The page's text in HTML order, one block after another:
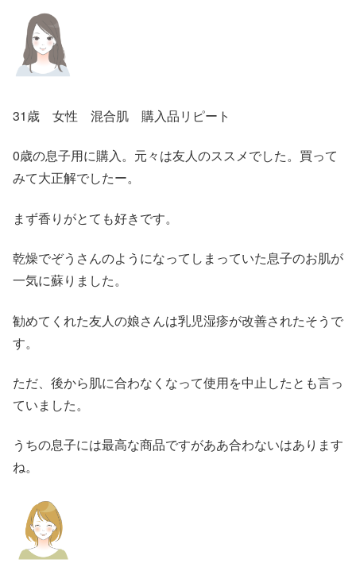
31歳 女性 混合肌 購入品リピート
0歳の息子用に購入。元々は友人のススメでした。買って
みて大正解でしたー。
まず香りがとても好きです。
乾燥でぞうさんのようになってしまっていた息子のお肌が
一気に蘇りました。
勧めてくれた友人の娘さんは乳児湿疹が改善されたそうで
す。
ただ、後から肌に合わなくなって使用を中止したとも言っ
ていました。
うちの息子には最高な商品ですがああ合わないはあります
ね。